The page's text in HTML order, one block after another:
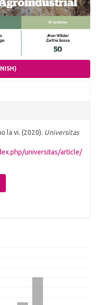
la vi. (2020). Universitas
universitas/article/